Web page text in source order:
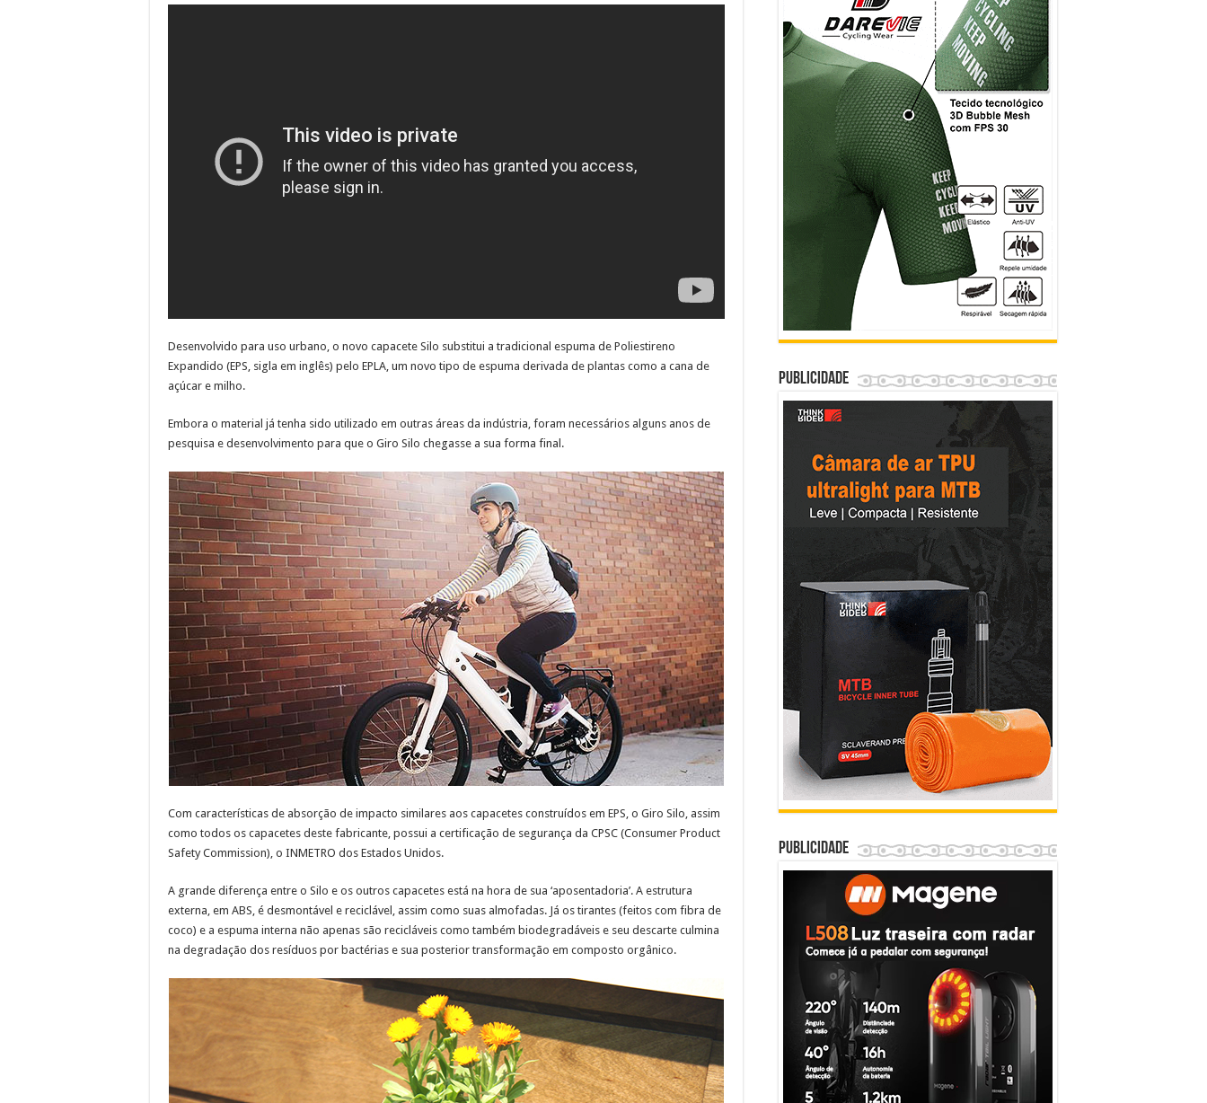
Desenvolvido para uso urbano, o novo capacete Silo substitui a tradicional espuma de Poliestireno
Expandido (EPS, sigla em inglês) pelo EPLA, um novo tipo de espuma derivada de plantas como a cana de
açúcar e milho.
Embora o material já tenha sido utilizado em outras áreas da indústria, foram necessários alguns anos de
pesquisa e desenvolvimento para que o Giro Silo chegasse a sua forma final.
Com características de absorção de impacto similares aos capacetes construídos em EPS, o Giro Silo, assim
como todos os capacetes deste fabricante, possui a certificação de segurança da CPSC (Consumer Product
Safety Commission), o INMETRO dos Estados Unidos.
A grande diferença entre o Silo e os outros capacetes está na hora de sua ‘aposentadoria’. A estrutura
externa, em ABS, é desmontável e reciclável, assim como suas almofadas. Já os tirantes (feitos com fibra de
coco) e a espuma interna não apenas são recicláveis como também biodegradáveis e seu descarte culmina
na degradação dos resíduos por bactérias e sua posterior transformação em composto orgânico.
Publicidade
Publicidade